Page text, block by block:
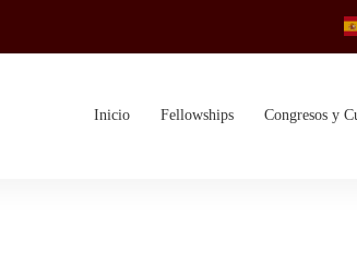
Inicio Fellowships Congresos y